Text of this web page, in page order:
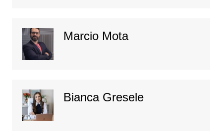
Marcio Mota
Bianca Gresele